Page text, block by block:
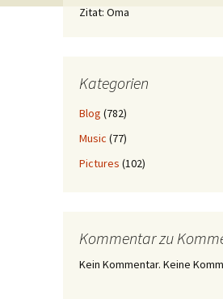
Zitat: Oma
Kategorien
Blog (782)
Music (77)
Pictures (102)
Kommentar zu
Kein Kommentar. Keine